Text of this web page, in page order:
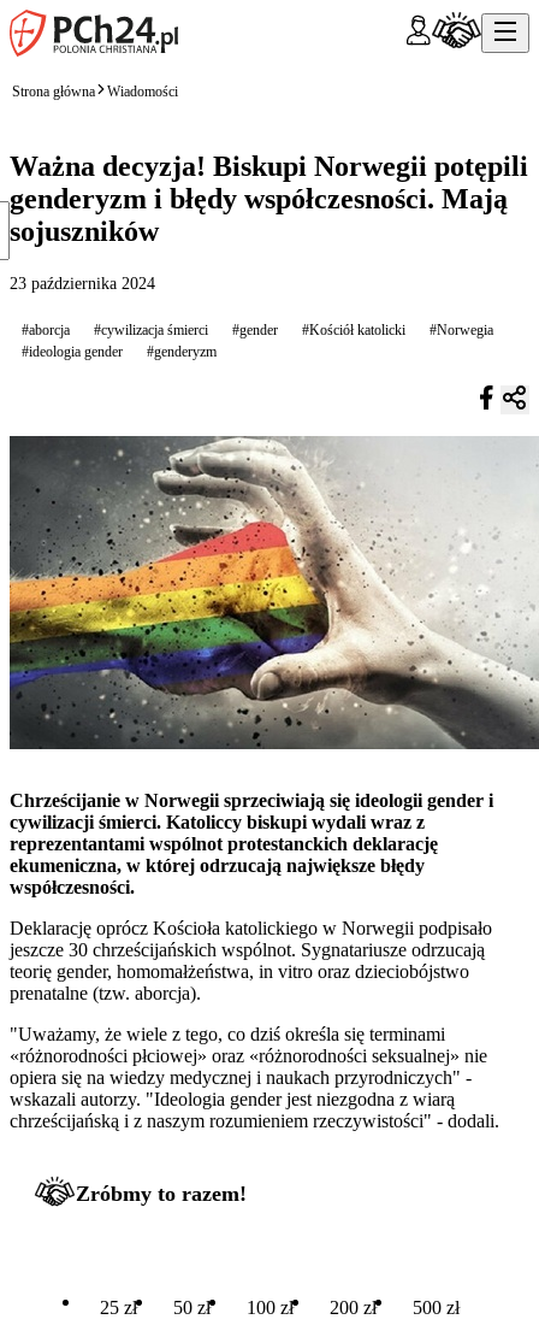
Strona główna Wiadomości
Ważna decyzja! Biskupi Norwegii potępili
genderyzm i błędy współczesności. Mają
sojuszników
23 października 2024
#aborcja #cywilizacja śmierci #gender #Kościół katolicki
#Norwegia
#ideologia gender
#genderyzm
Chrześcijanie w Norwegii sprzeciwiają się ideologii gender i
cywilizacji śmierci. Katoliccy biskupi wydali wraz z
reprezentantami wspólnot protestanckich deklarację
ekumeniczna, w której odrzucają największe błędy
współczesności.
Deklarację oprócz Kościoła katolickiego w Norwegii podpisało
jeszcze 30 chrześcijańskich wspólnot. Sygnatariusze odrzucają
teorię gender, homomałżeństwa, in vitro oraz dzieciobójstwo
prenatalne (tzw. aborcja).
"Uważamy, że wiele z tego, co dziś określa się terminami
«różnorodności płciowej» oraz «różnorodności seksualnej» nie
opiera się na wiedzy medycznej i naukach przyrodniczych" -
wskazali autorzy. "Ideologia gender jest niezgodna z wiarą
chrześcijańską i z naszym rozumieniem rzeczywistości" - dodali.
Zróbmy to razem!
25 zł 50 zł 100 zł 200 zł 500 zł